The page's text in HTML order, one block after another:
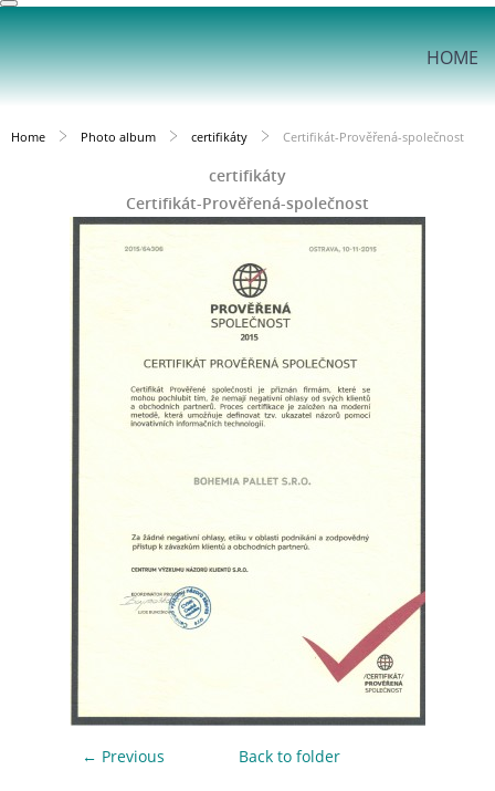
HOME
Home Photo album certifikáty Certifikát-Prověřená-společnost
certifikáty
Certifikát-Prověřená-společnost
← Previous Back to folder